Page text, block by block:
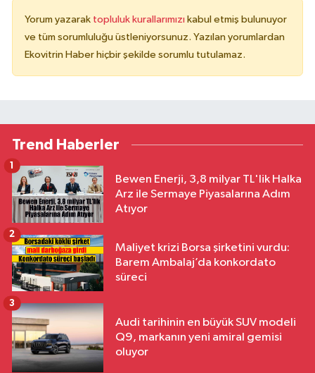
Yorum yazarak topluluk kurallarımızı kabul etmiş bulunuyor
ve tüm sorumluluğu üstleniyorsunuz. Yazılan yorumlardan
Ekovitrin Haber hiçbir şekilde sorumlu tutulamaz.
Trend Haberler
Bewen Enerji, 3,8 milyar TL'lik Halka
Arz ile Sermaye Piyasalarına Adım
Atıyor
1
Maliyet krizi Borsa şirketini vurdu:
Barem Ambalaj’da konkordato
süreci
2
Audi tarihinin en büyük SUV modeli
Q9, markanın yeni amiral gemisi
oluyor
3